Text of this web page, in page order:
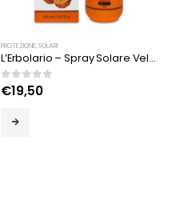
PROTEZIONE,SOLARI
L’Erbolario – Spray Solare Velo Invisibile per il Corpo
0Su 5
€19,50